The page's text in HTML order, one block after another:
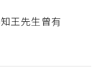
王先生曾有